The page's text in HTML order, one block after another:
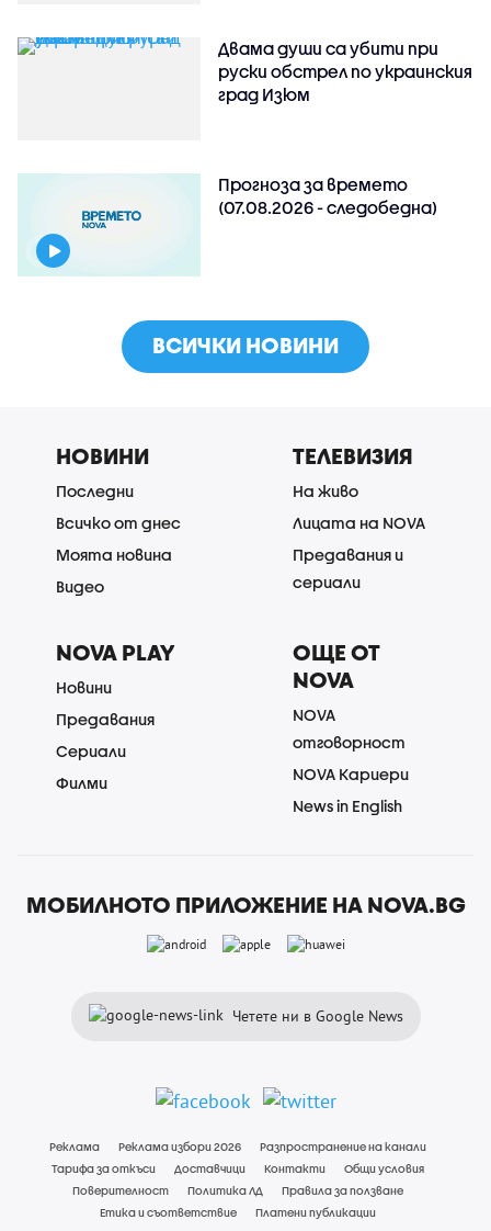
Двама души са убити при
руски обстрeл по украинския
град Изюм
Прогноза за времето
(07.08.2026 - следобедна)
ВСИЧКИ НОВИНИ
НОВИНИ
Последни
Всичко от днес
Моята новина
Видео
ТЕЛЕВИЗИЯ
На живо
Лицата на NOVA
Предавания и
сериали
NOVA PLAY
Новини
Предавания
Сериали
Филми
ОЩЕ ОТ
NOVA
NOVA
отговорност
NOVA Кариери
News in English
МОБИЛНОТО ПРИЛОЖЕНИЕ НА NOVA.BG
Четете ни в Google News
Реклама Реклама избори 2026
Разпространение на канали
Тарифа за откъси
Доставчици Контакти
Общи условия
Поверителност
Политика ЛД
Правила за ползване
Етика и съответствие
Платени публикации